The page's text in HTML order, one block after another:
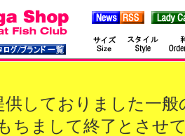
供しておりました一
ちまして終了とさせ